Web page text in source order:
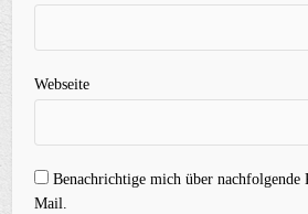
Webseite
Benachrichtige mich über
Mail.